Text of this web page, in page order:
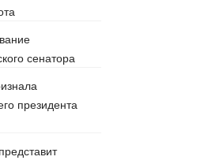
сенатора
президента